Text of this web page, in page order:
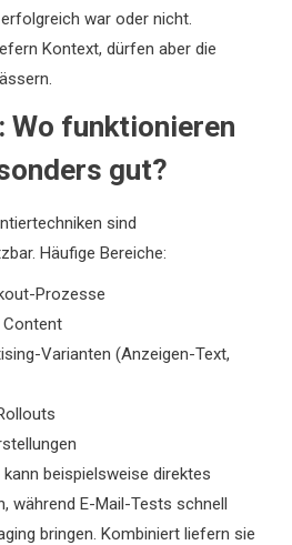
war oder nicht.
Kontext, dürfen aber die
Wo funktionieren
gut?
sind
Häufige Bereiche:
Prozesse
Varianten (Anzeigen-Text,
beispielsweise direktes
während E-Mail-Tests schnell
bringen. Kombiniert liefern sie